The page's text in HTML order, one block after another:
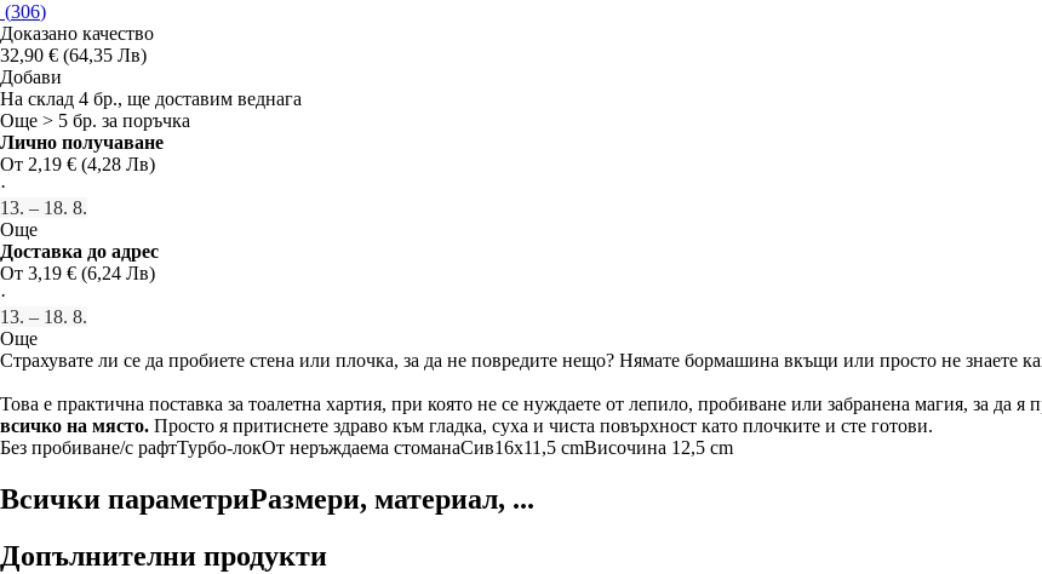
(306)
Доказано качество
32,90 € (64,35 Лв)
Добави
На склад 4 бр., ще доставим веднага
Още > 5 бр. за поръчка
Лично получаване
От 2,19 € (4,28 Лв)
·
13. – 18. 8.
Още
Доставка до адрес
От 3,19 € (6,24 Лв)
·
13. – 18. 8.
Още
Страхувате ли се да пробиете стена или плочка, за да не повредите нещо? Нямате бормашина вкъщи или просто не знаете
Това е практична поставка за тоалетна хартия, при която не се нуждаете от лепило, пробиване или забранена магия, за да я
всичко на място. Просто я притиснете здраво към гладка, суха и чиста повърхност като плочките и сте готови.
Без пробиване/с рафтТурбо-локОт неръждаема стоманаСив16x11,5 cmВисочина 12,5 cm
Всички параметриРазмери, материал, ...
Допълнителни продукти